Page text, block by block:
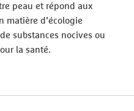
peau et répond aux
matière d’écologie
substances nocives ou
la santé.